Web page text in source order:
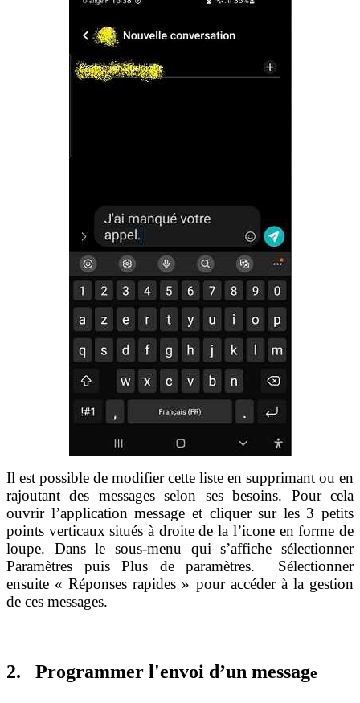
Il est possible de modifier cette liste en supprimant ou en
rajoutant des messages selon ses besoins. Pour cela
ouvrir l’application message et cliquer sur les 3 petits
points verticaux situés à droite de la l’icone en forme de
loupe. Dans le sous-menu qui s’affiche sélectionner
Paramètres puis Plus de paramètres. Sélectionner
ensuite « Réponses rapides » pour accéder à la gestion
de ces messages.
2. Programmer l'envoi d’un message